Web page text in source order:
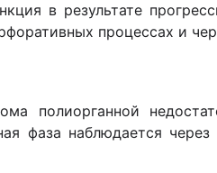
в результате
процессах и
полиорганной
фаза наблюдается